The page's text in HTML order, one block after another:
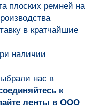
плоских ремней на
в кратчайшие
наличии
нас в
к
ленты в ООО